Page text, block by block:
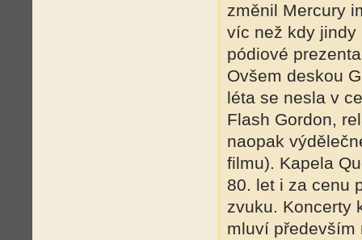
změnil Mercury
víc než kdy jindy
pódiové
Ovšem deskou
léta se nesla v
Flash Gordon,
naopak
filmu). Kapela
80. let i za cenu
zvuku. Koncerty
mluví především